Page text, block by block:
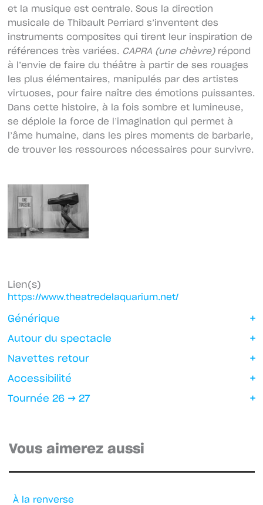
et la musique est centrale. Sous la direction
musicale de Thibault Perriard s’inventent des
instruments composites qui tirent leur inspiration de
références très variées. CAPRA (une chèvre)répond
à l’envie de faire du théâtre à partir de ses rouages
les plus élémentaires, manipulés par des artistes
virtuoses, pour faire naître des émotions puissantes.
Dans cette histoire, à la fois sombre et lumineuse,
se déploie la force de l’imagination qui permet à
l’âme humaine, dans les pires moments de barbarie,
de trouver les ressources nécessaires pour survivre.
Lien(s)
https://www.theatredelaquarium.net/
Générique
Autour du spectacle
Navettes retour
Accessibilité
Tournée 26 → 27
À la renverse